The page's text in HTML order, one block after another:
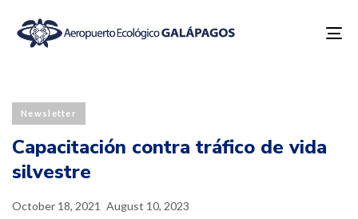
IN:
Newsletter
Capacitación contra tráfico de vida
silvestre
on:
October 18, 2021
updated:
August 10, 2023